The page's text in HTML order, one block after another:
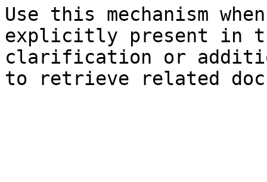
Use this mechanism
explicitly present in
clarification or